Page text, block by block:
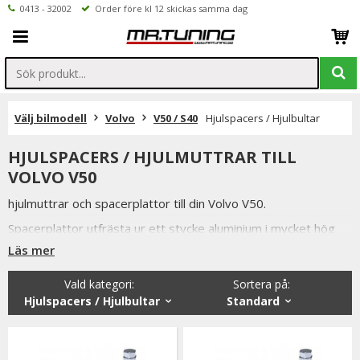
0413 - 32002 Order före kl 12 skickas samma dag
Välj bilmodell Volvo V50 / S40 Hjulspacers / Hjulbultar
HJULSPACERS / HJULMUTTRAR TILL
VOLVO V50
hjulmuttrar och spacerplattor till din Volvo V50.
Spacerplattor utfrästa ur ett stycke aluminium i mycket hög
kvalitet.
Alla våra hjulmuttrar, låsbultar och hjulspacers är av högsta
kvalitet samtidigt som vi håller konkurrenskraftiga priser och
snabba leveranser.
Läs mer
Sortera på:
Standard
Vald kategori:
Hjulspacers / Hjulbultar